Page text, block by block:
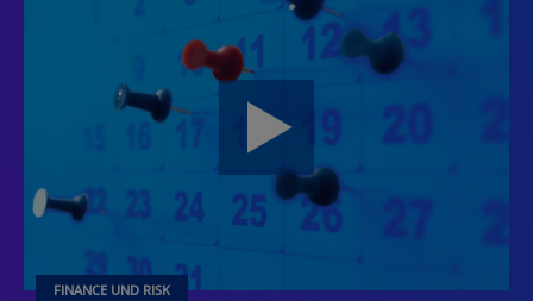
FINANCE UND RISK